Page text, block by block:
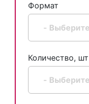
Формат
Количество, шт